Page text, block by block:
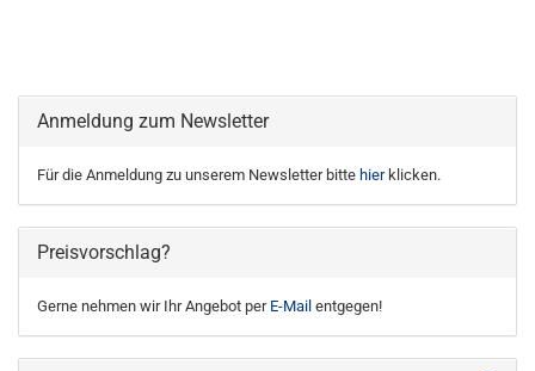
Anmeldung zum Newsletter
Für die Anmeldung zu unserem Newsletter bitte hierklicken.
Preisvorschlag?
Gerne nehmen wir Ihr Angebot per E-Mail entgegen!